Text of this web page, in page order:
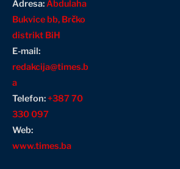
Adresa:Abdulaha
Bukvice bb, Brčko
distrikt BiH
E-mail:
redakcija@times.b
a
Telefon:+387 70
330 097
Web:
www.times.ba